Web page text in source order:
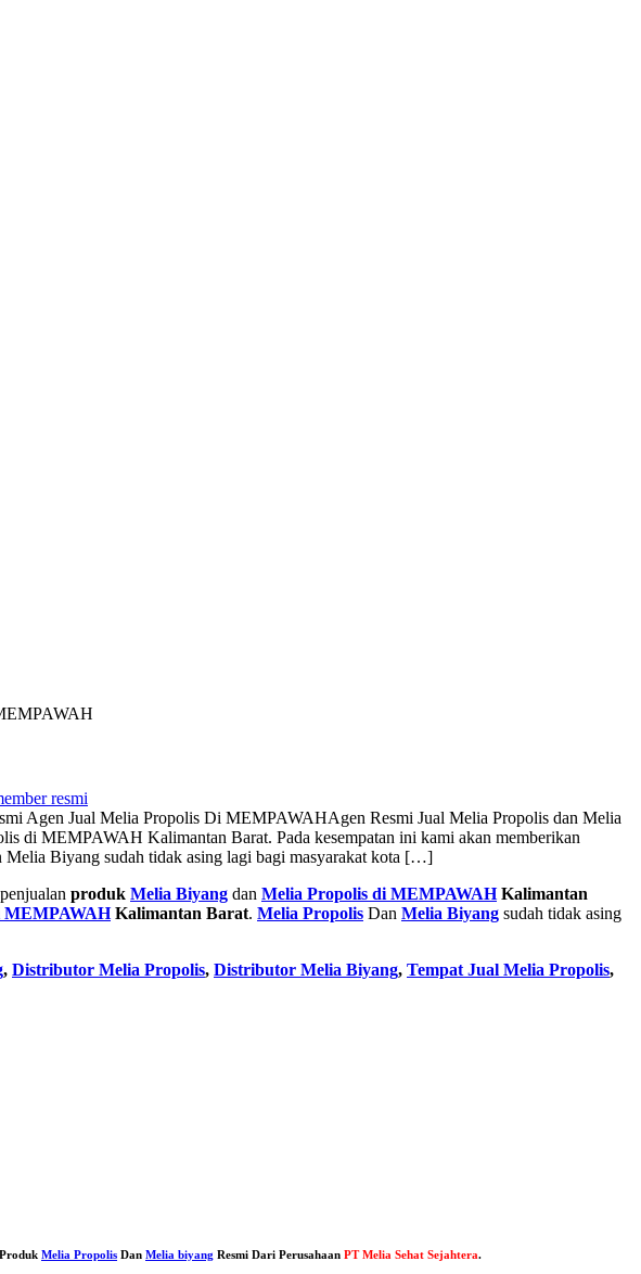
resmi
Agen Jual Melia Propolis Di MEMPAWAHAgen Resmi Jual Melia Propolis dan Melia
di MEMPAWAH Kalimantan Barat. Pada kesempatan ini kami akan memberikan
Biyang sudah tidak asing lagi bagi masyarakat kota […]
produk Melia Biyang dan Melia Propolis di MEMPAWAHKalimantan
MEMPAWAHKalimantan Barat. Melia Propolis Dan Melia Biyang sudah tidak asing
, Distributor Melia Propolis, Distributor Melia Biyang, Tempat Jual Melia Propolis,
Melia Propolis Dan Melia biyang Resmi Dari Perusahaan PT Melia Sehat Sejahtera.